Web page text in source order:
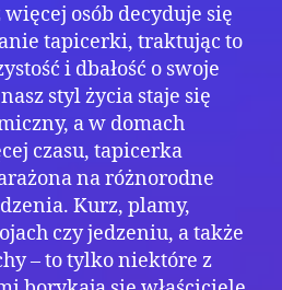
osób decyduje się
tapicerki, traktując to
i dbałość o swoje
styl życia staje się
a w domach
czasu, tapicerka
na różnorodne
Kurz, plamy,
czy jedzeniu, a także
– to tylko niektóre z